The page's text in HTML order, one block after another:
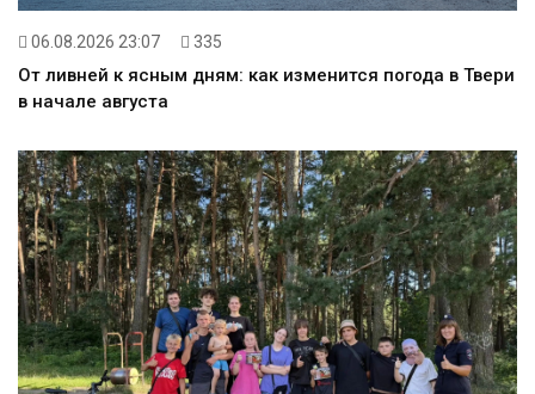
06.08.2026 23:07 335
От ливней к ясным дням: как изменится погода в Твери
в начале августа